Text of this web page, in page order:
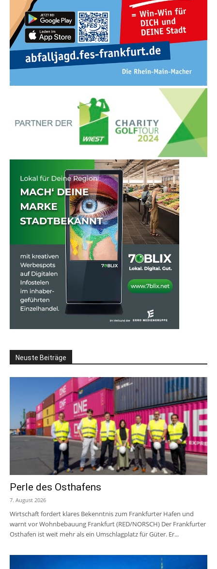
Neuste Beiträge
Perle des Osthafens
7. August 2026
Wirtschaft fordert klares Bekenntnis zum Frankfurter Hafen und
warnt vor Wohnbebauung Frankfurt (RED/NORSCH) Der Frankfurter
Osthafen ist weit mehr als ein Umschlagplatz für Güter. Er...